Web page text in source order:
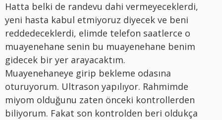
Hatta belki de randevu dahi vermeyeceklerdi,
yeni hasta kabul etmiyoruz diyecek ve beni
reddedeceklerdi, elimde telefon saatlerce o
muayenehane senin bu muayenehane benim
gidecek bir yer arayacaktım.
Muayenehaneye girip bekleme odasına
oturuyorum. Ultrason yapılıyor. Rahmimde
miyom olduğunu zaten önceki kontrollerden
biliyorum. Fakat son kontrolden beri oldukça